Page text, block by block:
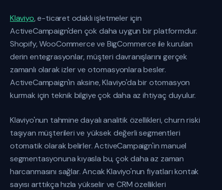
Klaviyo, e-ticaret odaklı işletmeler için
ActiveCampaign'den çok daha uygun bir platformdur.
Shopify, WooCommerce ve BigCommerce ile kurulan
derin entegrasyonlar, müşteri davranışlarını gerçek
zamanlı olarak izler ve otomasyonlara besler.
ActiveCampaign'in aksine, Klaviyo'da bir otomasyon
kurmak için teknik bilgiye çok daha az ihtiyaç duyulur.
Klaviyo'nun tahmine dayalı analitik özellikleri, churn riski
taşıyan müşterileri ve yüksek değerli segmentleri
otomatik olarak belirler. ActiveCampaign'in manuel
segmentasyonuna kıyasla bu, çok daha az zaman
harcanmasını sağlar. Ancak Klaviyo'nun fiyatları kontak
sayısı arttıkça hızla yükselir ve CRM özellikleri